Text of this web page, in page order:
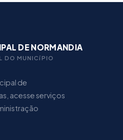
DE NORMANDIA
DO MUNICíPIO
de
acesse serviços